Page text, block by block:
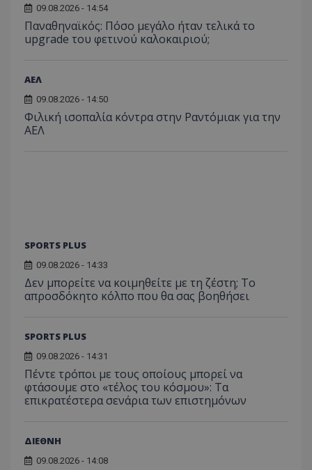
09.08.2026 - 14:54
Παναθηναϊκός: Πόσο μεγάλο ήταν τελικά το
upgrade του φετινού καλοκαιριού;
ΑΕΛ
09.08.2026 - 14:50
Φιλική ισοπαλία κόντρα στην Ραντόμιακ για την
ΑΕΛ
SPORTS PLUS
09.08.2026 - 14:33
Δεν μπορείτε να κοιμηθείτε με τη ζέστη; Το
απροσδόκητο κόλπο που θα σας βοηθήσει
SPORTS PLUS
09.08.2026 - 14:31
Πέντε τρόποι με τους οποίους μπορεί να
φτάσουμε στο «τέλος του κόσμου»: Τα
επικρατέστερα σενάρια των επιστημόνων
ΔΙΕΘΝΗ
09.08.2026 - 14:08